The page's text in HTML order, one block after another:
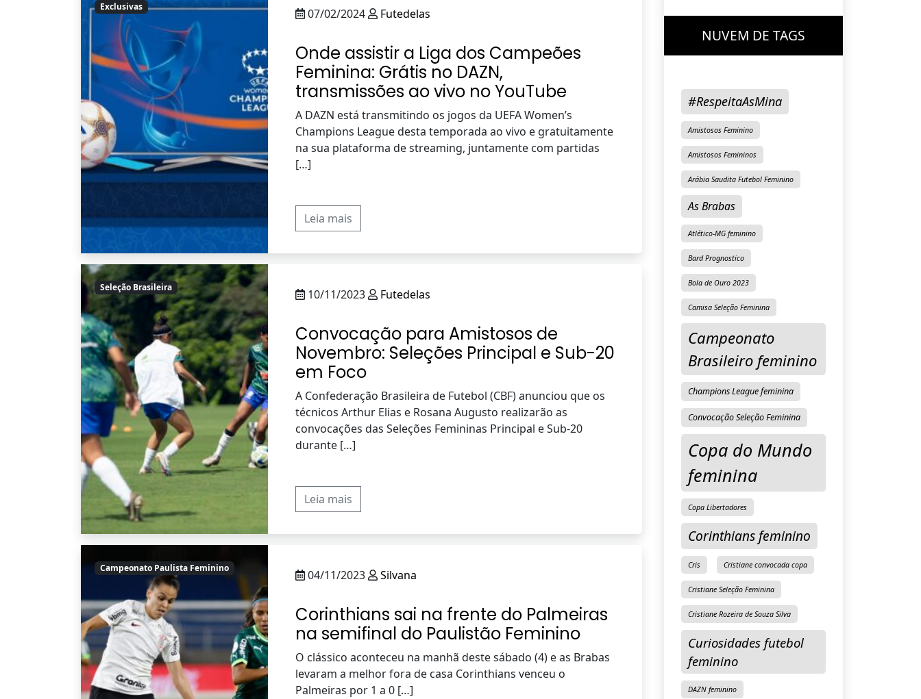
Exclusivas 07/02/2024 Futedelas
Onde assistir a Liga dos Campeões
Feminina: Grátis no DAZN,
transmissões ao vivo no YouTube
A DAZN está transmitindo os jogos da UEFA Women’s
Champions League desta temporada ao vivo e gratuitamente
na sua plataforma de streaming, juntamente com partidas
[…]
Leia mais
Seleção Brasileira 10/11/2023 Futedelas
Convocação para Amistosos de
Novembro: Seleções Principal e Sub-20
em Foco
A Confederação Brasileira de Futebol (CBF) anunciou que os
técnicos Arthur Elias e Rosana Augusto realizarão as
convocações das Seleções Femininas Principal e Sub-20
durante […]
Leia mais
Campeonato Paulista Feminino 04/11/2023 Silvana
Corinthians sai na frente do Palmeiras
na semifinal do Paulistão Feminino
O clássico aconteceu na manhã deste sábado (4) e as Brabas
levaram a melhor fora de casa Corinthians venceu o
Palmeiras por 1 a 0 […]
NUVEM DE TAGS
#RespeitaAsMina
Amistosos Feminino
Amistosos Femininos
Arábia Saudita Futebol Feminino
As Brabas
Atlético-MG feminino
Bard Prognostico
Bola de Ouro 2023
Camisa Seleção Feminina
Campeonato
Brasileiro feminino
Champions League feminina
Convocação Seleção Feminina
Copa do Mundo
feminina
Copa Libertadores
Corinthians feminino
Cris Cristiane convocada copa
Cristiane Seleção Feminina
Cristiane Rozeira de Souza Silva
Curiosidades futebol
feminino
DAZN feminino